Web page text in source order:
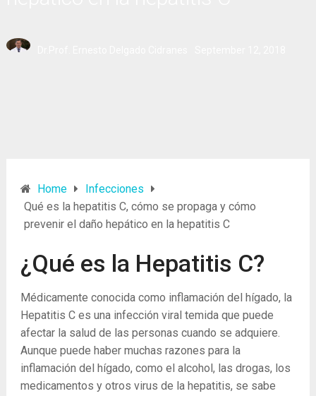
Home
Infecciones
Qué es la hepatitis C, cómo se propaga y cómo
prevenir el daño hepático en la hepatitis C
¿Qué es la Hepatitis C?
Médicamente conocida como inflamación del hígado, la
Hepatitis C es una infección viral temida que puede
afectar la salud de las personas cuando se adquiere.
Aunque puede haber muchas razones para la
inflamación del hígado, como el alcohol, las drogas, los
medicamentos y otros virus de la hepatitis, se sabe